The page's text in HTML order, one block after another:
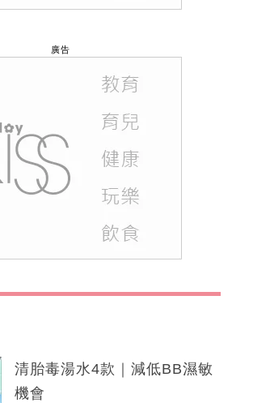
廣告
清胎毒湯水4款｜減低BB濕敏
機會